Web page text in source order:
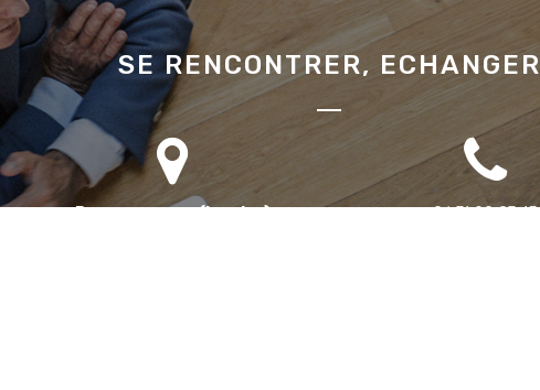
SE RENCONTRER, ECHANGER
Bureau annexe (Landes)
06 71 90 87 43